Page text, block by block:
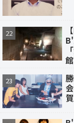
館
賀